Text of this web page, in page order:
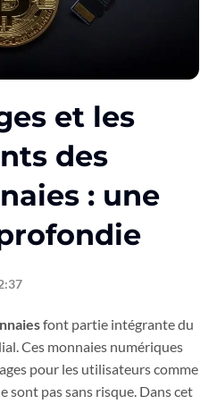
et les
des
: une
font partie intégrante du
Ces monnaies numériques
pour les utilisateurs comme
sont pas sans risque. Dans cet